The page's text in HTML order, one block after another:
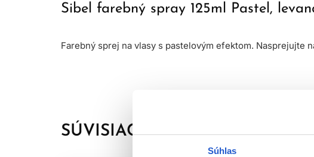
Súhlas
Sibel farebný spray 125ml Pastel,
Farebný sprej na vlasy s pastelovým efektom. Nasprejujte
SÚVISIACE PRODUKTY